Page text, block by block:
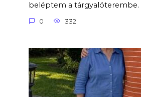
beléptem a tárgyalóterembe.
0 332